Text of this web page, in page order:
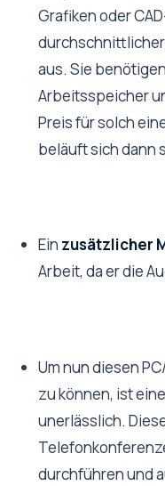
Grafiken oder
aus. Sie
Arbeitsspeicher
Preis für solch
beläuft sich dann
Ein zusätzlicher
Arbeit, da er die
Um nun diesen
zu können, ist
unerlässlich.
durchführen und